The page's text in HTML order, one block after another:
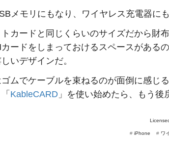
メモリにもなり、ワイヤレス充電器に
カードと同じくらいのサイズだから財
ードをしまっておけるスペースがある
いデザインだ。
ムでケーブルを束ねるのが面倒に感じ
KableCARD 」を使い始めたら、もう後
# ワ
# iPhone